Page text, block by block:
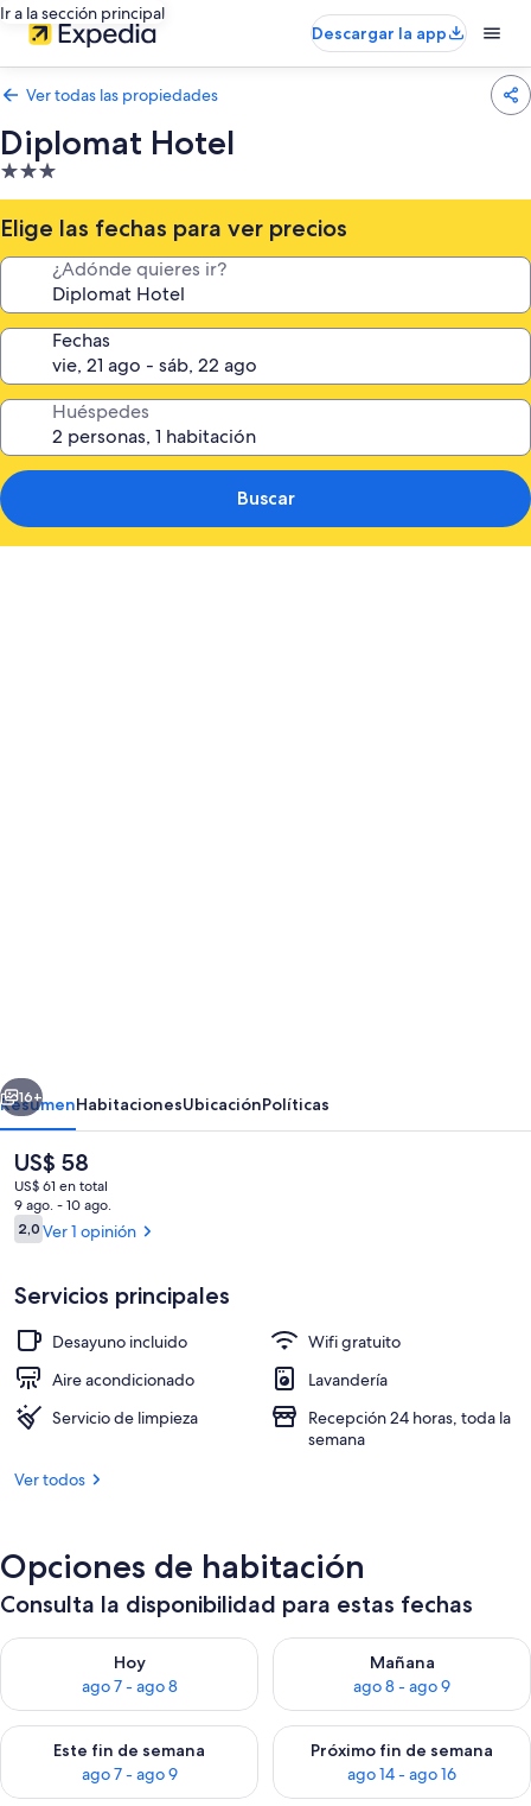
Ir a la sección principal
Descargar la app
Ver todas las propiedades
Diplomat Hotel
Propiedad
de
3.0
estrellas
Elige las fechas para ver precios
¿Adónde quieres ir?
Fechas
Huéspedes
Buscar
Desayuno continental incluido todos
Siguiente
16+
ResumenHabitacionesUbicaciónPolíticas
El
precio
actual
es
de
US$ 58
US$ 61 en total
9 ago. - 10 ago.
Opiniones
2,02,0 de 10
Ver 1 opinión
Servicios principales
Desayuno incluido
Wifi gratuito
Aire acondicionado
Lavandería
Servicio de limpieza
Recepción 24 horas, toda la
semana
Ver todos
Opciones de habitación
Consulta la disponibilidad para estas fechas
Hoy
ago 7 - ago 8
Consulta la disponibilidad para hoy ago 7 - ago 8
Mañana
ago 8 - ago 9
Consulta la disponibilidad
Este fin de semana
ago 7 - ago 9
Consulta la disponibilidad para este fin de semana ago 7 -
Próximo fin de semana
ago 14 - ago 16
Consulta la disponibilidad